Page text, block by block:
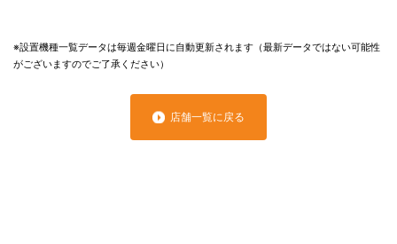
※設置機種一覧データは毎週金曜日に自動更新されます（最新データではない可能性
がございますのでご了承ください）
店舗一覧に戻る